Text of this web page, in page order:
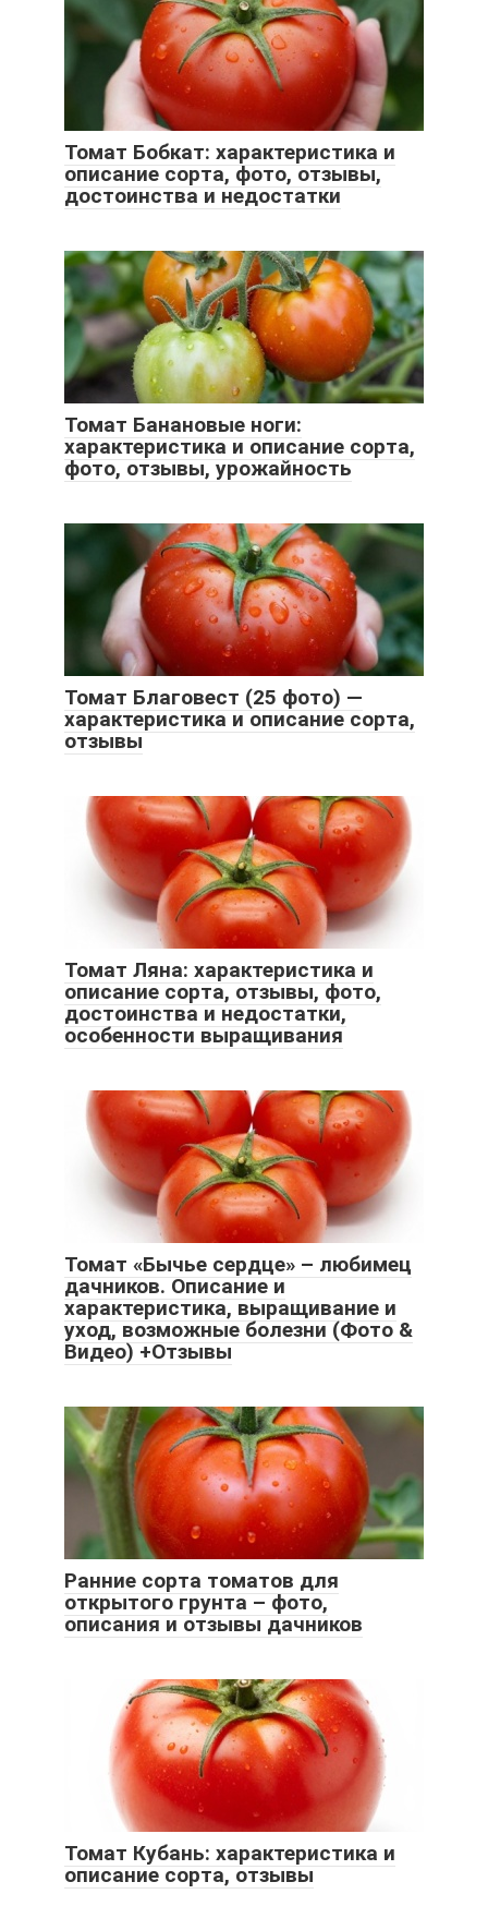
Томат Бобкат: характеристика и
описание сорта, фото, отзывы,
достоинства и недостатки
Томат Банановые ноги:
характеристика и описание сорта,
фото, отзывы, урожайность
Томат Благовест (25 фото) —
характеристика и описание сорта,
отзывы
Томат Ляна: характеристика и
описание сорта, отзывы, фото,
достоинства и недостатки,
особенности выращивания
Томат «Бычье сердце» – любимец
дачников. Описание и
характеристика, выращивание и
уход, возможные болезни (Фото &
Видео) +Отзывы
Ранние сорта томатов для
открытого грунта – фото,
описания и отзывы дачников
Томат Кубань: характеристика и
описание сорта, отзывы